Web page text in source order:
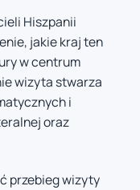
Hiszpanii
jakie kraj ten
w centrum
wizyta stwarza
i
oraz
przebieg wizyty